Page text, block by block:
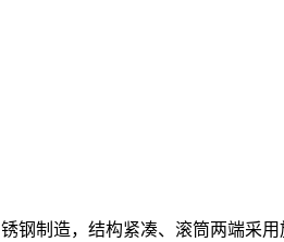
锈钢制造，结构紧凑、滚筒两端采